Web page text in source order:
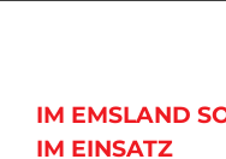
IM EMSLAND
IM EINSATZ